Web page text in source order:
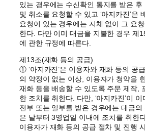
있는 경우에는 수신확인 통지를 받은 후
및 취소를 요청할 수 있고 ‘아지카진’은
요청이 있는 경우에는 지체 없이 그 요
한다. 다만 이미 대금을 지불한 경우 제
에 관한 규정에 따른다.
제13조(재화 등의 공급)
① ‘아지카진’은 이용자와 재화 등의 공
의 약정이 없는 이상, 이용자가 청약을
재화 등을 배송할 수 있도록 주문 제작,
한 조치를 취한다. 다만, ‘아지카진’이
전부 또는 일부를 받은 경우에는 대금
은 날부터 3영업일 이내에 조치를 취한
이용자가 재화 등의 공급 절차 및 진행